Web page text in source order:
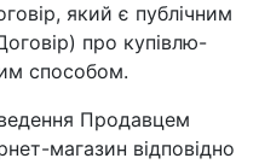
який є публічним
про купівлю-
способом.
Продавцем
магазин відповідно